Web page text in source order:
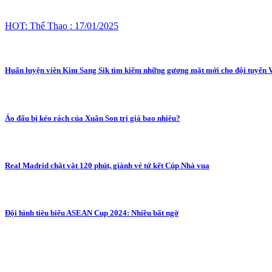
HOT: Thể Thao : 17/01/2025
Huấn luyện viên Kim Sang Sik tìm kiếm những gương mặt mới cho đội tuyển
Áo đấu bị kéo rách của Xuân Son trị giá bao nhiêu?
Real Madrid chật vật 120 phút, giành vé tứ kết Cúp Nhà vua
Đội hình tiêu biểu ASEAN Cup 2024: Nhiều bất ngờ